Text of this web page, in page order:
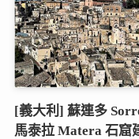
[義大利] 蘇連多
馬泰拉 Matera 石窟